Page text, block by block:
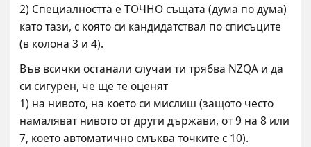
2) Специалността е ТОЧНО същата (дума по дума)
като тази, с която си кандидатствал по списъците
(в колона 3 и 4).
Във всички останали случаи ти трябва NZQA и да
си сигурен, че ще те оценят
1) на нивото, на което си мислиш (защото често
намаляват нивото от други държави, от 9 на 8 или
7, което автоматично смъква точките с 10).